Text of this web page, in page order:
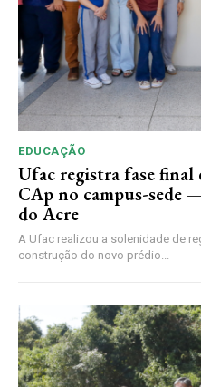
EDUCAÇÃO
Ufac registra fase final
CAp no campus-sede
do Acre
A Ufac realizou a solenidade de
construção do novo prédio...